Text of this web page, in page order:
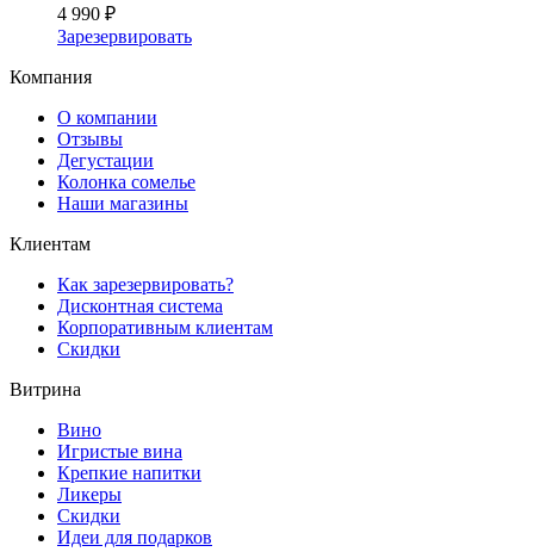
4 990 ₽
Зарезервировать
Компания
О компании
Отзывы
Дегустации
Колонка сомелье
Наши магазины
Клиентам
Как зарезервировать?
Дисконтная система
Корпоративным клиентам
Скидки
Витрина
Вино
Игристые вина
Крепкие напитки
Ликеры
Скидки
Идеи для подарков